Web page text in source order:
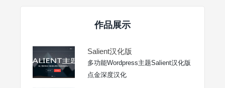
作品展示
Salient汉化版
多功能Wordpress主题Salient汉化版
点金深度汉化